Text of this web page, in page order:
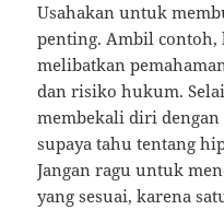
Usahakan untuk
penting. Ambil
melibatkan
dan risiko hukum.
membekali diri dengan
supaya tahu tentang
Jangan ragu untuk
yang sesuai, karena